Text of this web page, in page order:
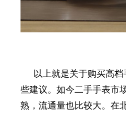
以上就是关于购买高
些建议。如今二手手表市
熟，流通量也比较大。在